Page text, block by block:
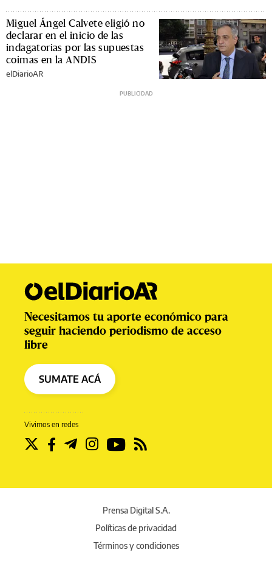
Miguel Ángel Calvete eligió no
declarar en el inicio de las
indagatorias por las supuestas
coimas en la ANDIS
elDiarioAR
Vivimos en redes
Necesitamos tu aporte económico para
seguir haciendo periodismo de acceso
libre
SUMATE ACÁ
Prensa Digital S.A.
Políticas de privacidad
Términos y condiciones